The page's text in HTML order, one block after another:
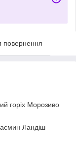
повернення
горіх Морозиво
Ландіш